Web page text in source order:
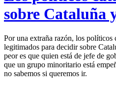
sobre Cataluña
Por una extraña razón, los políticos
legitimados para decidir sobre
peor es que quien está de jefe de
que un grupo minoritario está
no sabemos si queremos ir.